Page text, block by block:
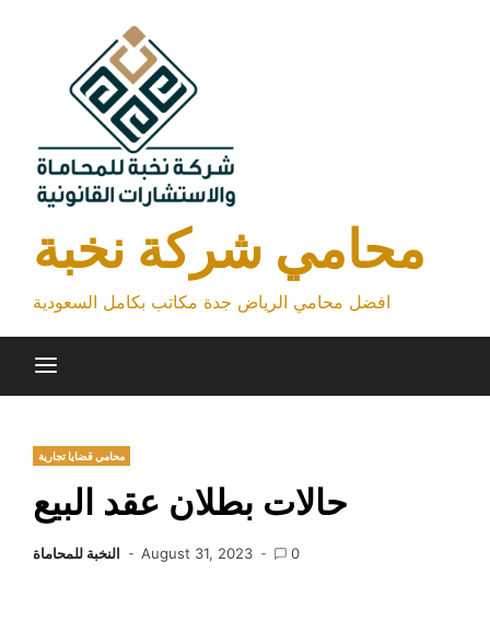
محامي شركة نخبة
افضل محامي الرياض جدة مكاتب بكامل السعودية
محامي قضايا تجارية
حالات بطلان عقد البيع
النخبة للمحاماة August 31, 2023 0